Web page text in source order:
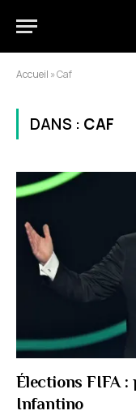
Accueil »Caf
DANS : CAF
Élections FIFA :
Infantino